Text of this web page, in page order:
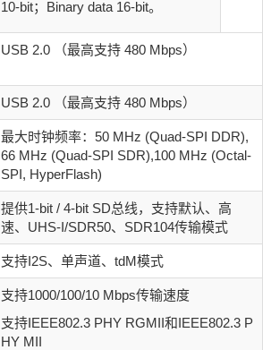
10-bit；Binary data 16-bit。
USB 2.0 （最高支持 480 Mbps）
USB 2.0 （最高支持 480 Mbps）
最大时钟频率：50 MHz (Quad-SPI DDR),
66 MHz (Quad-SPI SDR),100 MHz (Octal-
SPI, HyperFlash)
提供1-bit / 4-bit SD总线，支持默认、高
速、UHS-I/SDR50、SDR104传输模式
支持I2S、单声道、tdM模式
支持1000/100/10 Mbps传输速度
支持IEEE802.3 PHY RGMII和IEEE802.3 P
HY MII